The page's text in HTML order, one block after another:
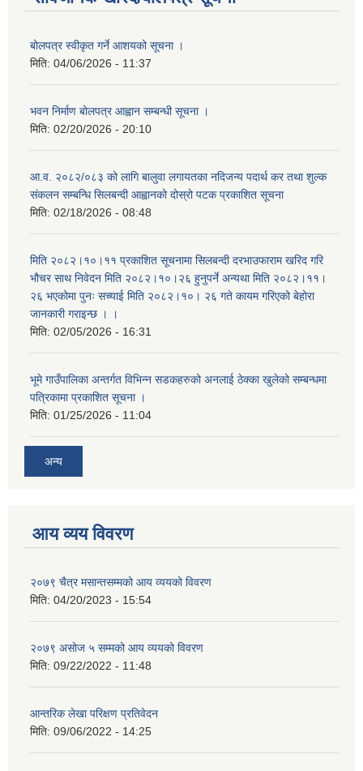
बोलपत्र स्वीकृत गर्ने आशयको सूचना ।
मिति: 04/06/2026 - 11:37
भवन निर्माण बोलपत्र आह्वान सम्बन्धी सूचना ।
मिति: 02/20/2026 - 20:10
आ.व. २०८२/०८३ को लागि बालुवा लगायतका नदिजन्य पदार्थ कर तथा शुल्क
संकलन सम्बन्धि सिलबन्दी आह्वानको दोस्रो पटक प्रकाशित सूचना
मिति: 02/18/2026 - 08:48
मिति २०८२।१०।११ प्रकाशित सूचनामा सिलबन्दी दरभाउफाराम खरिद गरि
भौचर साथ निवेदन मिति २०८२।१०।२६ हुनुपर्ने अन्यथा मिति २०८२।११।
२६ भएकोमा पुनः सच्याई मिति २०८२।१०। २६ गते कायम गरिएको बेहोरा
जानकारी गराइन्छ । ।
मिति: 02/05/2026 - 16:31
भूमे गाउँपालिका अन्तर्गत विभिन्न सडकहरुको अनलाई ठेक्का खुलेको सम्बन्धमा
पत्रिकामा प्रकाशित सूचना ।
मिति: 01/25/2026 - 11:04
अन्य
आय व्यय विवरण
२०७९ चैत्र मसान्तसम्मको आय व्ययको विवरण
मिति: 04/20/2023 - 15:54
२०७९ असोज ५ सम्मको आय व्ययको विवरण
मिति: 09/22/2022 - 11:48
आन्तरिक लेखा परिक्षण प्रतिवेदन
मिति: 09/06/2022 - 14:25